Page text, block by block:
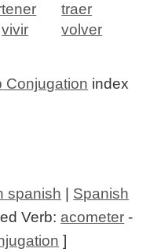
tener
traer
vivir volver
Conjugation index
spanish
Spanish
Verb: acometer -
]